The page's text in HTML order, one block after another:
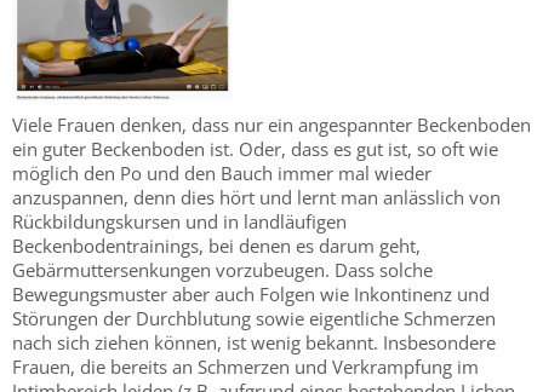
Viele Frauen denken, dass nur ein angespannter Beckenboden
ein guter Beckenboden ist. Oder, dass es gut ist, so oft wie
möglich den Po und den Bauch immer mal wieder
anzuspannen, denn dies hört und lernt man anlässlich von
Rückbildungskursen und in landläufigen
Beckenbodentrainings, bei denen es darum geht,
Gebärmuttersenkungen vorzubeugen. Dass solche
Bewegungsmuster aber auch Folgen wie Inkontinenz und
Störungen der Durchblutung sowie eigentliche Schmerzen
nach sich ziehen können, ist wenig bekannt. Insbesondere
Frauen, die bereits an Schmerzen und Verkrampfung im